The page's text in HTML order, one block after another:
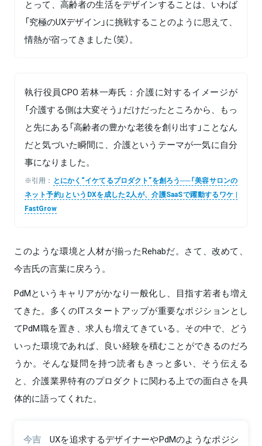
とって、高齢者の生活をデザインすることは、いわば
「究極のUXデザイン」に挑戦することのように思えて、
情熱が宿ってきました（笑）。
執行役員CPO 若林一寿氏：介護に対するイメージが
「介護する側は大変そう」だけだったところから、もっ
と先にある「高齢者の豊かな老後を創り出す」ことなん
だと気づいた瞬間に、介護というテーマが一気に自分
事になりました。
※引用： とにかく“イケてるプロダクト”を創ろう──「美容サロンの
ネット予約」というDXを成した2人が、介護SaaSで躍動するワケ |
FastGrow
このような環境と人材が揃ったRehabだ。さて、改めて、
今吉氏の言葉に戻ろう。
PdMというキャリアがかなり一般化し、目指す若者も増え
てきた。多くのITスタートアップが重要なポジションとし
てPdM職を置き、求人も増えてきている。その中で、どう
いった環境であれば、良い経験を積むことができるのだろ
うか。そんな疑問を持つ読者もきっと多い、そう伝える
と、介護業界特有のプロダクトに関わる上での面白さを具
体的に語ってくれた。
今吉
UXを追求するデザイナーやPdMのようなポジシ